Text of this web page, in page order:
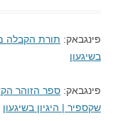
פינגבאק: תורת הקבלה
בשיגעון
פינגבאק: ספר הזוהר
שקספיר | היגיון בשיגעון